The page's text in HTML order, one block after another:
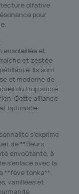
olfative
pour
ensoleillée et
et zestée
Ils sont
et moderne de
du trop sucré
Cette alliance
optimiste.
s’exprime
de **fleurs
envoûtante, à
s’enlace avec la
**fève tonka**,
vanillées et